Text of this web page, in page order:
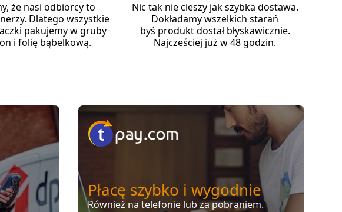
że nasi odbiorcy to
Dlatego wszystkie
pakujemy w gruby
i folię bąbelkową.
Nic tak nie cieszy jak szybka dostawa.
Dokładamy wszelkich starań
byś produkt dostał błyskawicznie.
Najcześciej już w 48 godzin.
Płacę szybko i wygodnie
Również na telefonie lub za pobraniem.